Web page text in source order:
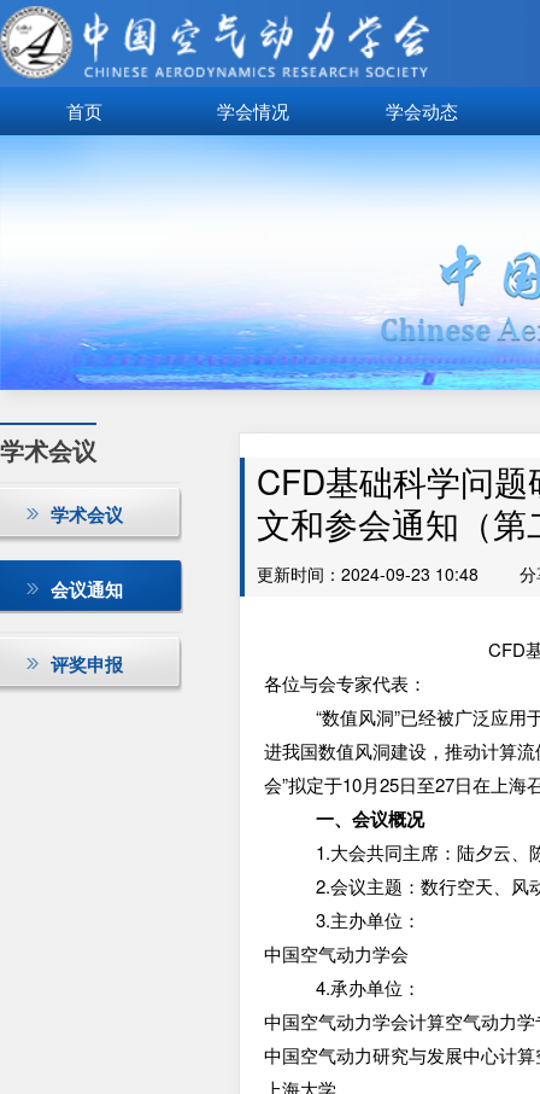
首页 学会情况 学会动态
学术会议
学术会议
会议通知
评奖申报
CFD基础科学问
文和参会通知（第
更新时间：2024-09-23 10:48
CFD
各位与会专家代表：
“数值风洞”已经被广泛应
进我国数值风洞建设，推动计算
会”拟定于10月25日至27日在上海
一、会议概况
1.大会共同主席：陆夕云、
2.会议主题：数行空天、风
3.主办单位：
中国空气动力学会
4.承办单位：
中国空气动力学会计算空气动力
中国空气动力研究与发展中心计
上海大学